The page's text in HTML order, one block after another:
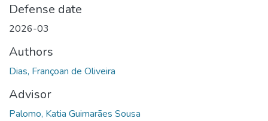
Defense date
2026-03
Authors
Dias, Françoan de Oliveira
Advisor
Palomo, Katia Guimarães Sousa